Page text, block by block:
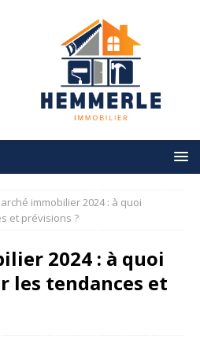
immobilier 2024 : à quoi
et prévisions ?
2024 : à quoi
les tendances et